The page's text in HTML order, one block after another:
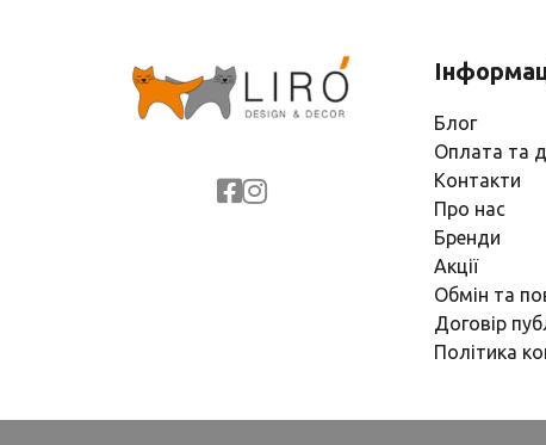
Блог
Оплата та
Контакти
Про нас
Бренди
Акції
Обмін та
Договір
Політика